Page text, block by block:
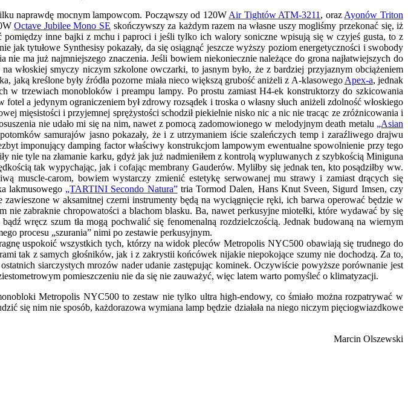
naprawdę mocnym lampowcom. Począwszy od 120W Air Tightów ATM-3211 , oraz Ayonów Triton
Octave Jubilee Mono SE skończywszy za każdym razem na własne uszy mogliśmy przekonać się, iż
pomiędzy inne bajki z mchu i paproci i jeśli tylko ich walory soniczne wpisują się w czyjeś gusta, to z
jak tytułowe Synthesisy pokazały, da się osiągnąć jeszcze wyższy poziom energetyczności i swobody
ma już najmniejszego znaczenia. Jeśli bowiem niekoniecznie należące do grona najłatwiejszych do
włoskiej smyczy niczym szkolone owczarki, to jasnym było, że z bardziej przyjaznym obciążeniem
jaką kreślone były źródła pozorne miała nieco większą grubość aniżeli z A-klasowego Apex-a, jednak
w trzewiach monobloków i preampu lampy. Po prostu zamiast H4-ek konstruktorzy do szkicowania
a jedynym ograniczeniem był zdrowy rozsądek i troska o własny słuch aniżeli zdolność włoskiego
mięsistości i przyjemnej sprężystości schodził piekielnie nisko nic a nic nie tracąc ze zróżnicowania i
nie udało mi się na nim, nawet z pomocą zadomowionego w melodyjnym death metalu „Asian
samurajów jasno pokazały, że i z utrzymaniem iście szaleńczych temp i zaraźliwego drajwu
imponujący damping factor właściwy konstrukcjom lampowym ewentualne spowolnienie przy tego
nie tyle na złamanie karku, gdyż jak już nadmieniłem z kontrolą wypluwanych z szybkością Miniguna
tak wypychając, jak i cofając membrany Gauderów. Myliłby się jednak ten, kto posądziłby ww.
muscle-carom, bowiem wystarczy zmienić estetykę serwowanej mu strawy i zamiast drących się
lakmusowego „TARTINI Secondo Natura”tria Tormod Dalen, Hans Knut Sveen, Sigurd Imsen, czy
zawieszone w aksamitnej czerni instrumenty będą na wyciągnięcie ręki, ich barwa operować będzie w
zabraknie chropowatości a blachom blasku. Ba, nawet perkusyjne miotełki, które wydawać by się
wręcz szum tła mogą pochwalić się fenomenalną rozdzielczością. Jednak budowaną na wiernym
procesu „szurania” nimi po zestawie perkusyjnym.
uspokoić wszystkich tych, którzy na widok pleców Metropolis NYC500 obawiają się trudnego do
tak z samych głośników, jak i z zakrystii końcówek nijakie niepokojące szumy nie dochodzą. Za to,
siarczystych mrozów nader udanie zastępując kominek. Oczywiście powyższe porównanie jest
pomieszczeniu nie da się nie zauważyć, więc latem warto pomyśleć o klimatyzacji.
Metropolis NYC500 to zestaw nie tylko ultra high-endowy, co śmiało można rozpatrywać w
się nim nie sposób, każdorazowa wymiana lamp będzie działała na niego niczym pięciogwiazdkowe
Marcin Olszewski